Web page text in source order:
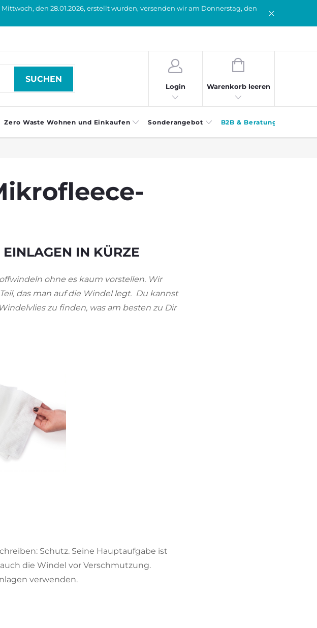
den 28.01.2026, erstellt wurden, versenden wir am Donnerstag, den
SUCHEN
Login
WARENKORB
Warenkorb leeren
Zero Waste Wohnen und Einkaufen Sonderangebot B2B & Beratung
IN KÜRZE
ohne es kaum vorstellen. Wir
das man auf die Windel legt. Du kannst
zu finden, was am besten zu Dir
Schutz. Seine Hauptaufgabe ist
die Windel vor Verschmutzung.
verwenden.